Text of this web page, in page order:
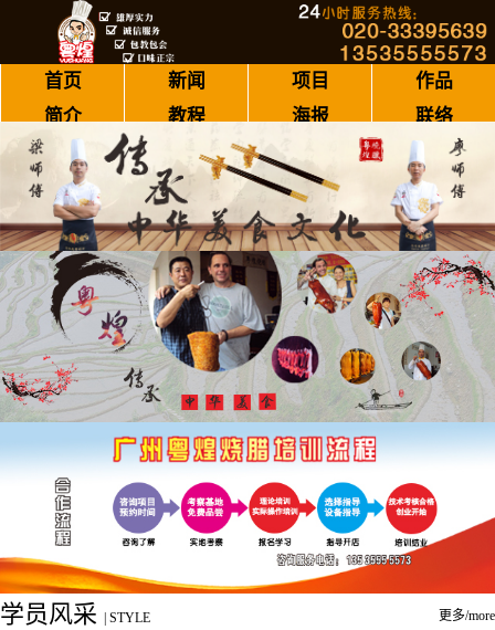
首页 新闻 项目
作品
简介
教程 海报 联络
学员风采 STYLE 更多/more